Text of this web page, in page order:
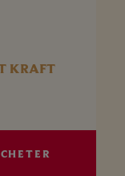
KRAFT